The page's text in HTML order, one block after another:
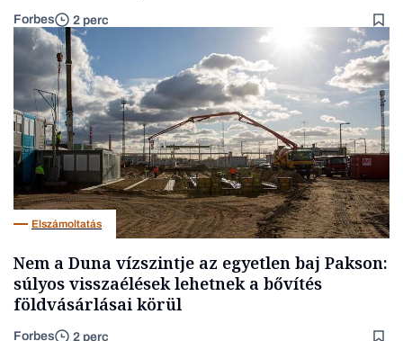
Forbes 2 perc
Elszámoltatás
Nem a Duna vízszintje az egyetlen baj Pakson:
súlyos visszaélések lehetnek a bővítés
földvásárlásai körül
Forbes 2 perc